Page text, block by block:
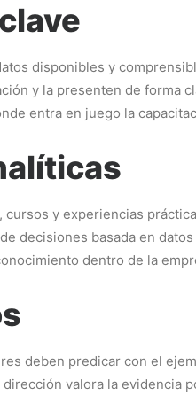
disponibles y
y la presenten de forma
entra en juego la
y experiencias
decisiones basada en
dentro de la
deben predicar con el
valora la evidencia